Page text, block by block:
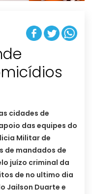
cidades de
das equipes do
Militar de
de mandados de
juízo criminal da
de no ultimo dia
Jailson Duarte e